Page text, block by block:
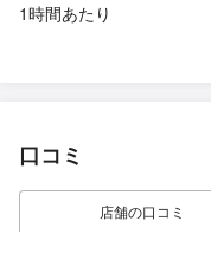
1時間あたり
口コミ
店舗の口コミ